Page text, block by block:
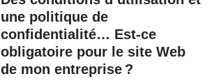
une politique de
confidentialité… Est-ce
obligatoire pour le site Web
de mon entreprise ?